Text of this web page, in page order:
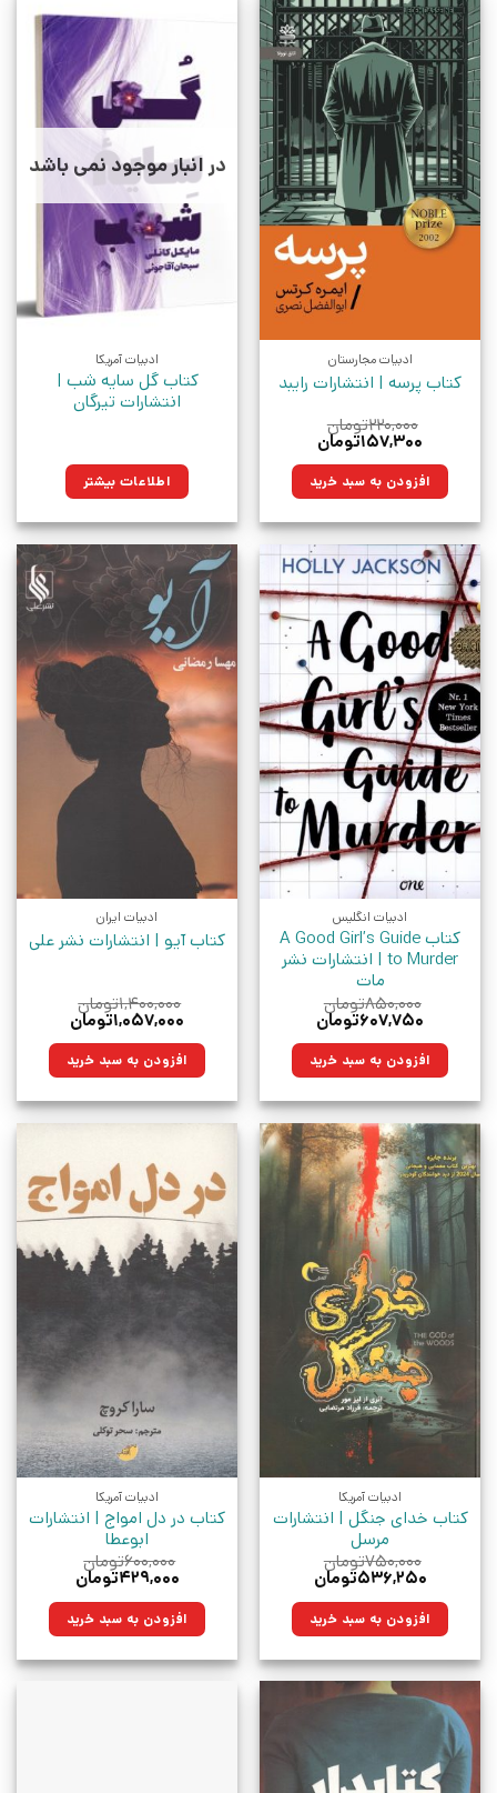
ادبیات مجارستان
کتاب پرسه | انتشارات رایبد
۲۲۰,۰۰۰تومان
قیمت
۲۲۰,۰۰۰تومان
بود.
۱۵۷,۳۰۰تومان
۱۵۷,۳۰۰تومان.افزودن به سبد خرید
در انبار موجود نمی باشد
ادبیات آمریکا
کتاب گل سایه شب |
انتشارات تیرگان
اطلاعات بیشتر
ادبیات انگلیس
کتاب A Good Girl’s Guide
to Murder | انتشارات نشر
مات
۸۵۰,۰۰۰تومان
قیمت
۸۵۰,۰۰۰تومان
بود.
۶۰۷,۷۵۰تومان
۶۰۷,۷۵۰تومان.افزودن به سبد خرید
ادبیات ایران
کتاب آیو | انتشارات نشر علی
۱,۴۰۰,۰۰۰تومان
قیمت
۱,۴۰۰,۰۰۰تومان
بود.
۱,۰۵۷,۰۰۰تومان
۱,۰۵۷,۰۰۰تومان. افزودن به سبد خرید
ادبیات آمریکا
کتاب خدای جنگل | انتشارات
مرسل
۷۵۰,۰۰۰تومان
قیمت
۷۵۰,۰۰۰تومان
بود.
۵۳۶,۲۵۰تومان
۵۳۶,۲۵۰تومان.افزودن به سبد خرید
ادبیات آمریکا
کتاب در دل امواج | انتشارات
ابوعطا
۶۰۰,۰۰۰تومان
قیمت
۶۰۰,۰۰۰تومان
بود.
۴۲۹,۰۰۰تومان
۴۲۹,۰۰۰تومان.افزودن به سبد خرید